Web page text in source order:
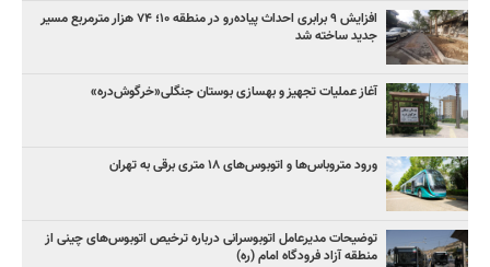
افزایش ۹ برابری احداث پیاده‌رو در منطقه ۱۰؛ ۷۴ هزار مترمربع مسیر
جدید ساخته شد
آغاز عملیات تجهیز و بهسازی بوستان جنگلی«خرگوش‌دره»
ورود متروباس‌ها و اتوبوس‌های ۱۸ متری برقی به تهران
توضیحات مدیرعامل اتوبوسرانی درباره ترخیص اتوبوس‌های چینی از
منطقه آزاد فرودگاه امام (ره)